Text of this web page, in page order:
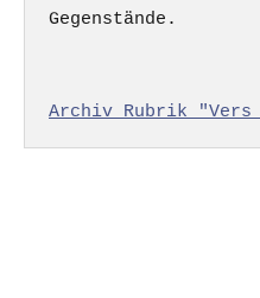
Gegenstände.
Archiv Rubrik "Vers